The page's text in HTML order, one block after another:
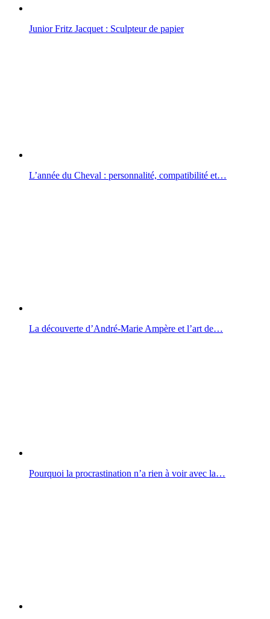
Junior Fritz Jacquet : Sculpteur de papier
L’année du Cheval : personnalité, compatibilité et…
La découverte d’André-Marie Ampère et l’art de…
Pourquoi la procrastination n’a rien à voir avec la…